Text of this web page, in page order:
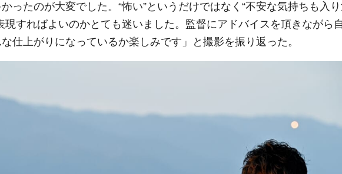
ったのが大変でした。“怖い”というだけではなく“不安な気持ちも入
現すればよいのかとても迷いました。監督にアドバイスを頂きながら
仕上がりになっているか楽しみです」と撮影を振り返った。